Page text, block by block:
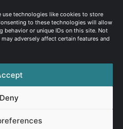
use technologies like cookies to store
to these technologies will allow
behavior or unique IDs on this site. Not
adversely affect certain features and
Deny
| Κυπριακή Δημοκρατία
of use | Privacy Policy